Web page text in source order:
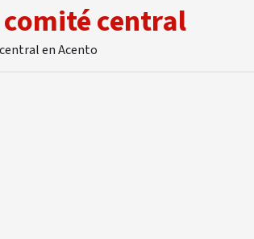
central
en Acento